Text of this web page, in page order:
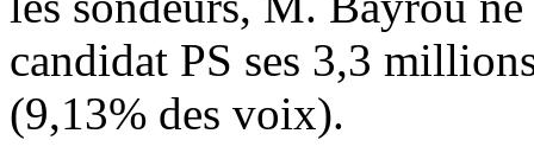
candidat PS ses 3,3
(9,13% des voix).